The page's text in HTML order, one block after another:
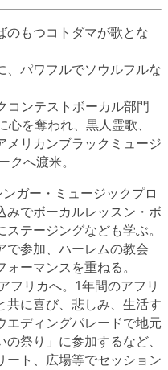
のもつコトダマが歌とな
、パワフルでソウルフルな
コンテストボーカル部門
を奪われ、黒人霊歌、
メリカンブラックミュージ
へ渡米。
ガー・ミュージックプロ
みでボーカルレッスン・ボ
テージングなども学ぶ。
参加、ハーレムの教会
ーマンスを重ねる。
フリカへ。1年間のアフリ
共に喜び、悲しみ、生活す
エディングパレードで地元
祭り」に参加するなど、
ート、広場等でセッション